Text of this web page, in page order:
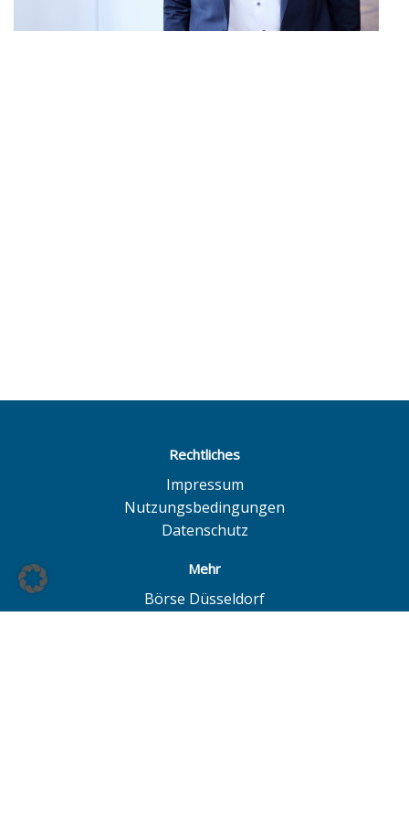
Rechtliches
Impressum
Nutzungsbedingungen
Datenschutz
Mehr
Börse Düsseldorf